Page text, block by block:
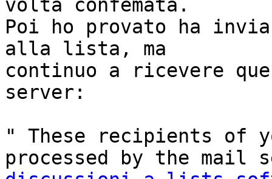
volta confemata.
Poi ho provato ha
alla lista, ma
continuo a ricevere
server:
" These recipients of